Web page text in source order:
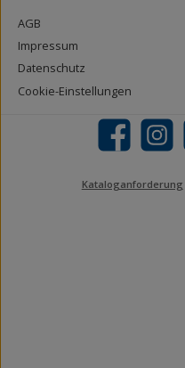
AGB
Impressum
Datenschutz
Cookie-Einstellungen
Facebook Instagram
Kataloganforderung